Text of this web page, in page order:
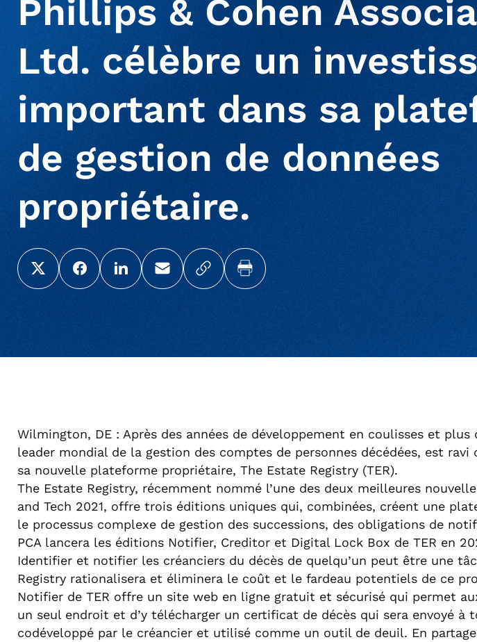
Phillips & Cohen
Ltd. célèbre un
important dans sa
de gestion de données
propriétaire.
Share this page on X (Twitter)
Share this link on Facebook
Share this link on LinkedIn
Email a link to this page
Copy a link to your clipboard
Print this page
Wilmington, DE : Après des années de développement en coulisses et
leader mondial de la gestion des comptes de personnes décédées, est
sa nouvelle plateforme propriétaire, The Estate Registry (TER).
The Estate Registry, récemment nommé l’une des deux meilleures
and Tech 2021, offre trois éditions uniques qui, combinées, créent une
le processus complexe de gestion des successions, des obligations de
PCA lancera les éditions Notifier, Creditor et Digital Lock Box de TER en
Identifier et notifier les créanciers du décès de quelqu’un peut être une
Registry rationalisera et éliminera le coût et le fardeau potentiels de ce
Notifier de TER offre un site web en ligne gratuit et sécurisé qui permet
un seul endroit et d’y télécharger un certificat de décès qui sera envoyé
codéveloppé par le créancier et utilisé comme un outil de deuil. En